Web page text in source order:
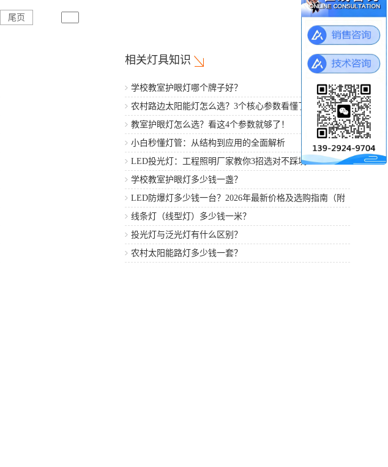
尾页
相关灯具知识
学校教室护眼灯哪个牌子好？
农村路边太阳能灯怎么选？3个核心参数看懂了，谁推销都
不怕
教室护眼灯怎么选？看这4个参数就够了！
小白秒懂灯管：从结构到应用的全面解析
LED投光灯：工程照明厂家教你3招选对不踩坑
学校教室护眼灯多少钱一盏？
LED防爆灯多少钱一台？2026年最新价格及选购指南（附
厂家推荐）
线条灯（线型灯）多少钱一米？
投光灯与泛光灯有什么区别？
农村太阳能路灯多少钱一套？